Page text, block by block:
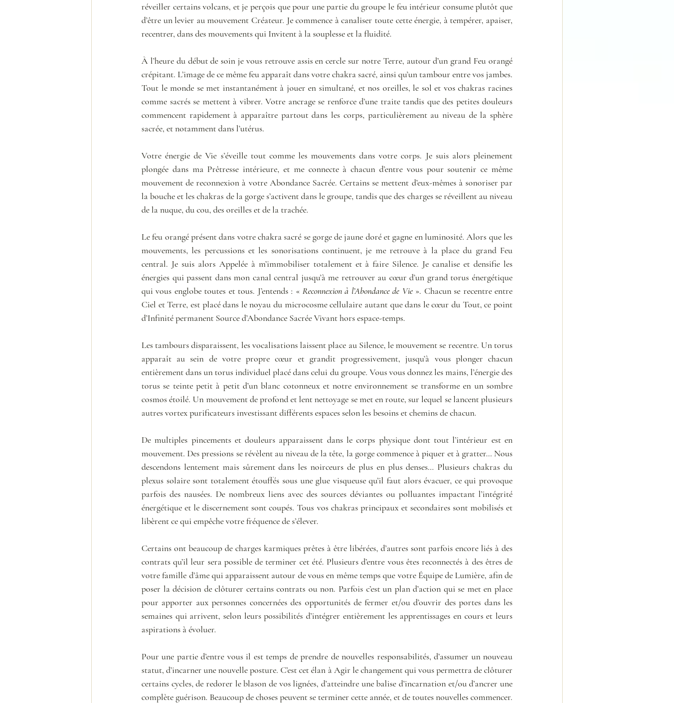
réveiller certains volcans, et je perçois que pour une partie du groupe le feu intérieur consume plutôt que
d’être un levier au mouvement Créateur. Je commence à canaliser toute cette énergie, à tempérer, apaiser,
recentrer, dans des mouvements qui Invitent à la souplesse et la fluidité.
À l’heure du début de soin je vous retrouve assis en cercle sur notre Terre, autour d’un grand Feu orangé
crépitant. L’image de ce même feu apparaît dans votre chakra sacré, ainsi qu’un tambour entre vos jambes.
Tout le monde se met instantanément à jouer en simultané, et nos oreilles, le sol et vos chakras racines
comme sacrés se mettent à vibrer. Votre ancrage se renforce d’une traite tandis que des petites douleurs
commencent rapidement à apparaître partout dans les corps, particulièrement au niveau de la sphère
sacrée, et notamment dans l’utérus.
Votre énergie de Vie s’éveille tout comme les mouvements dans votre corps. Je suis alors pleinement
plongée dans ma Prêtresse intérieure, et me connecte à chacun d’entre vous pour soutenir ce même
mouvement de reconnexion à votre Abondance Sacrée. Certains se mettent d’eux-mêmes à sonoriser par
la bouche et les chakras de la gorge s’activent dans le groupe, tandis que des charges se réveillent au niveau
de la nuque, du cou, des oreilles et de la trachée.
Le feu orangé présent dans votre chakra sacré se gorge de jaune doré et gagne en luminosité. Alors que les
mouvements, les percussions et les sonorisations continuent, je me retrouve à la place du grand Feu
central. Je suis alors Appelée à m’immobiliser totalement et à faire Silence. Je canalise et densifie les
énergies qui passent dans mon canal central jusqu’à me retrouver au cœur d’un grand torus énergétique
qui vous englobe toutes et tous. J’entends : « Reconnexion à l’Abondance de Vie ». Chacun se recentre entre
Ciel et Terre, est placé dans le noyau du microcosme cellulaire autant que dans le cœur du Tout, ce point
d’Infinité permanent Source d’Abondance Sacrée Vivant hors espace-temps.
Les tambours disparaissent, les vocalisations laissent place au Silence, le mouvement se recentre. Un torus
apparaît au sein de votre propre cœur et grandit progressivement, jusqu’à vous plonger chacun
entièrement dans un torus individuel placé dans celui du groupe. Vous vous donnez les mains, l’énergie des
torus se teinte petit à petit d’un blanc cotonneux et notre environnement se transforme en un sombre
cosmos étoilé. Un mouvement de profond et lent nettoyage se met en route, sur lequel se lancent plusieurs
autres vortex purificateurs investissant différents espaces selon les besoins et chemins de chacun.
De multiples pincements et douleurs apparaissent dans le corps physique dont tout l’intérieur est en
mouvement. Des pressions se révèlent au niveau de la tête, la gorge commence à piquer et à gratter… Nous
descendons lentement mais sûrement dans les noirceurs de plus en plus denses… Plusieurs chakras du
plexus solaire sont totalement étouffés sous une glue visqueuse qu’il faut alors évacuer, ce qui provoque
parfois des nausées. De nombreux liens avec des sources déviantes ou polluantes impactant l’intégrité
énergétique et le discernement sont coupés. Tous vos chakras principaux et secondaires sont mobilisés et
libèrent ce qui empêche votre fréquence de s’élever.
Certains ont beaucoup de charges karmiques prêtes à être libérées, d’autres sont parfois encore liés à des
contrats qu’il leur sera possible de terminer cet été. Plusieurs d’entre vous êtes reconnectés à des êtres de
votre famille d’âme qui apparaissent autour de vous en même temps que votre Équipe de Lumière, afin de
poser la décision de clôturer certains contrats ou non. Parfois c’est un plan d’action qui se met en place
pour apporter aux personnes concernées des opportunités de fermer et/ou d’ouvrir des portes dans les
semaines qui arrivent, selon leurs possibilités d’intégrer entièrement les apprentissages en cours et leurs
aspirations à évoluer.
Pour une partie d’entre vous il est temps de prendre de nouvelles responsabilités, d’assumer un nouveau
statut, d’incarner une nouvelle posture. C’est cet élan à Agir le changement qui vous permettra de clôturer
certains cycles, de redorer le blason de vos lignées, d’atteindre une balise d’incarnation et/ou d’ancrer une
complète guérison. Beaucoup de choses peuvent se terminer cette année, et de toutes nouvelles commencer.